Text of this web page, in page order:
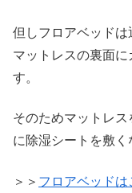
但しフロアベッドは
マットレスの裏面
す。
そのためマットレ
に除湿シートを敷く
＞＞ フロアベッドは